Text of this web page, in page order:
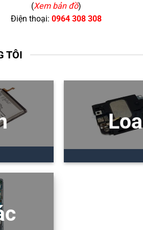
(Xem bản đồ)
Điện thoại: 0964 308 308
TÔI
Loa